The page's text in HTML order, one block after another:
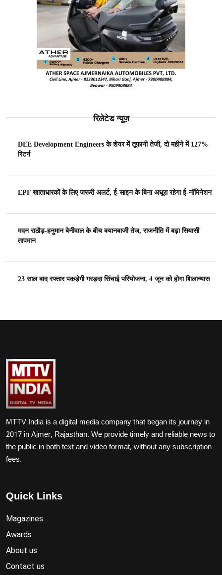
रिलेटेड न्यूज़
DEE Development Engineers के शेयर में तूफानी तेजी, दो महीने में 127%
रिटर्न
EPF खाताधारकों के लिए जरूरी अलर्ट, ई-साइन के बिना अधूरा रहेगा ई-नॉमिनेशन
मदन राठौड़-हनुमान बेनीवाल के बीच बयानबाजी तेज, राजनीति में बढ़ा सियासी
तापमान
23 साल बाद रफ्तार पकड़ेगी गरड़दा सिंचाई परियोजना, 4 जून को होगा शिलान्यास
MTTV India is a digital media company that began its journey in
2017 in Ajmer, Rajasthan. We provide timely and reliable news to
the public in both text and video format, without any subscription
fees.
Quick Links
Magazines
Awards
About us
Contact us